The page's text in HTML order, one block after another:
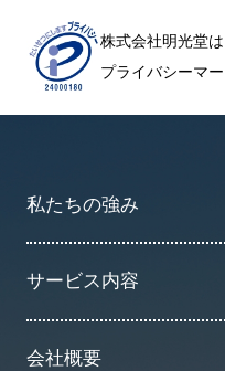
株式会社明光堂は
プライバシーマ
私たちの強み
サービス内容
会社概要